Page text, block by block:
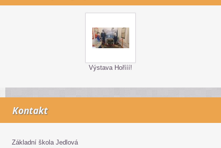
Výstava Hořííí!
Kontakt
Základní škola Jedlová